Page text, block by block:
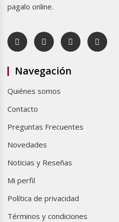
pagalo online.
Navegación
Quiénes somos
Contacto
Preguntas Frecuentes
Novedades
Noticias y Reseñas
Mi perfil
Política de privacidad
Términos y condiciones